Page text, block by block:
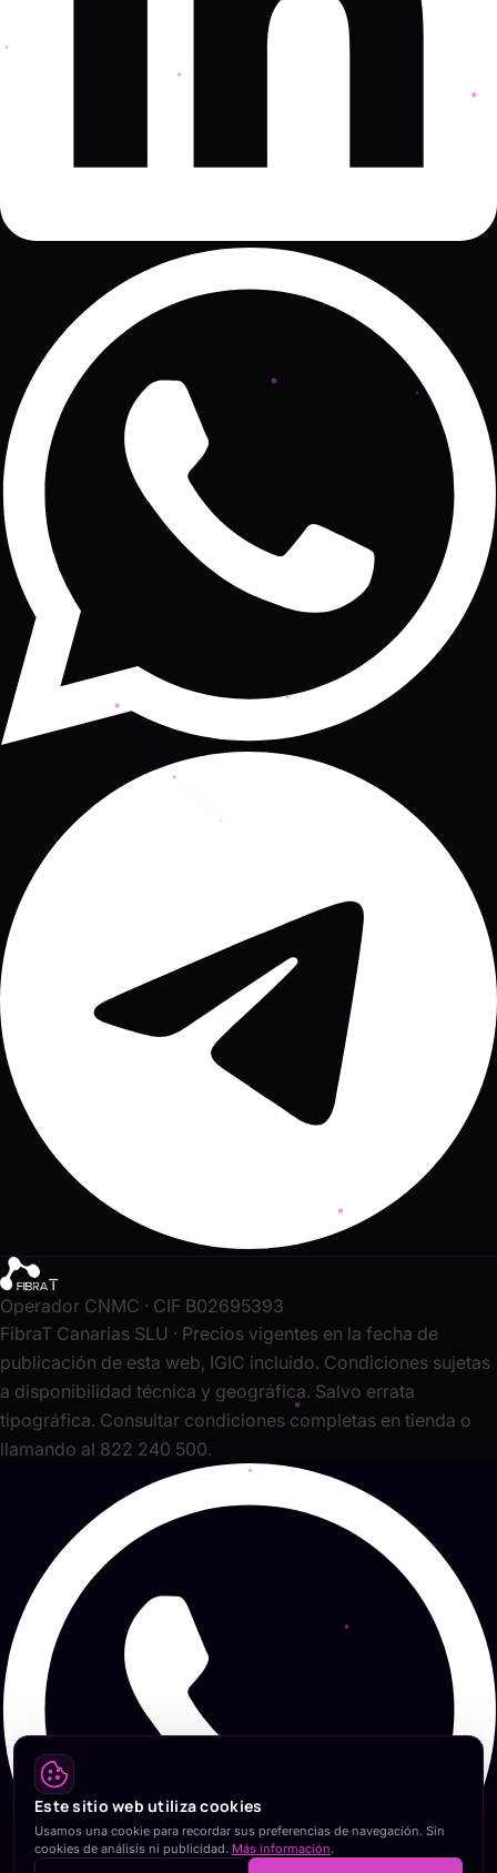
Operador CNMC · CIF B02695393
FibraT Canarias SLU · Precios vigentes en la fecha de
publicación de esta web, IGIC incluido. Condiciones sujetas
a disponibilidad técnica y geográfica. Salvo errata
tipográfica. Consultar condiciones completas en tienda o
llamando al 822 240 500.
Este sitio web utiliza cookies
Usamos una cookie para recordar sus preferencias de navegación. Sin
cookies de análisis ni publicidad. Más información.